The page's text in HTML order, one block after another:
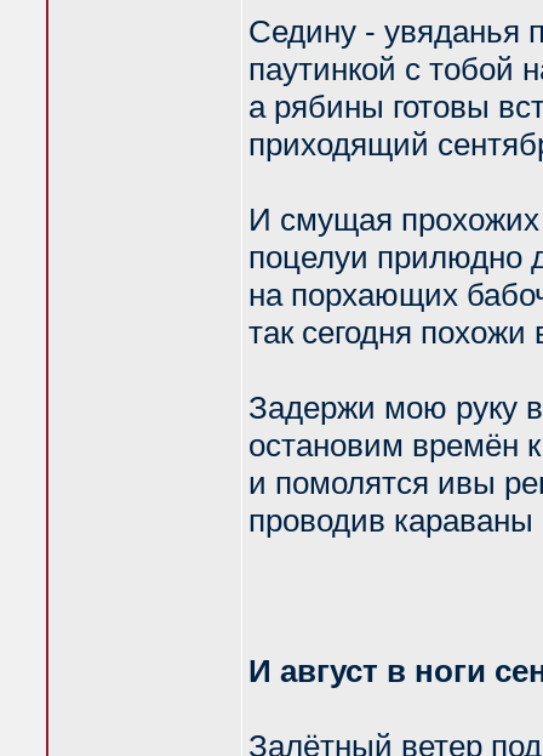
Седину - увяданья
паутинкой с тобой
а рябины готовы
приходящий
И смущая
поцелуи прилюдно
на порхающих
так сегодня похожи
Задержи мою руку
остановим времён
и помолятся ивы
проводив караваны
И август в ноги
Залётный ветер